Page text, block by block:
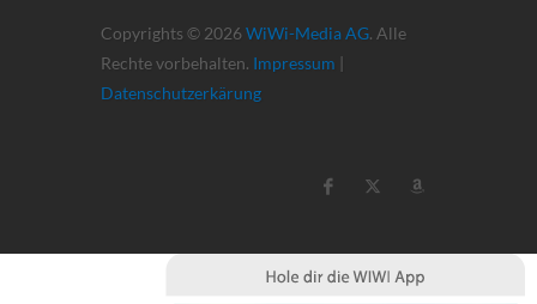
Copyrights © 2026 WiWi-Media AG. Alle
Rechte vorbehalten. Impressum |
Datenschutzerkärung